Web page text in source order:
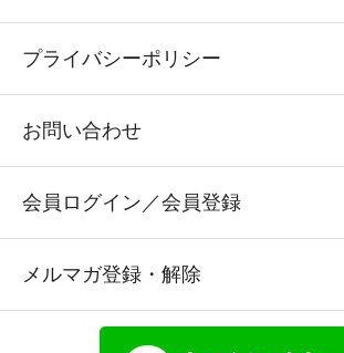
プライバシーポリシー
お問い合わせ
会員ログイン／会員登録
メルマガ登録・解除